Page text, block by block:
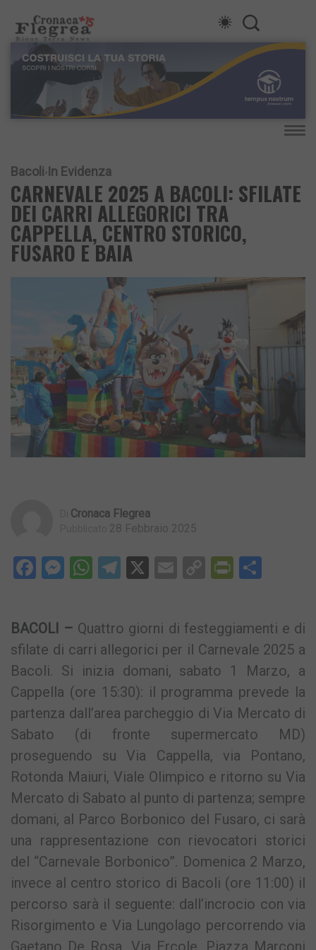
Bacoli In Evidenza
CARNEVALE 2025 A BACOLI: SFILATE
DEI CARRI ALLEGORICI TRA
CAPPELLA, CENTRO STORICO,
FUSARO E BAIA
Cronaca Flegrea
28 Febbraio 2025
Facebook
Messenger
WhatsApp
Telegram
X EmailCopy
BACOLI – Quattro giorni di festeggiamenti e di
sfilate di carri allegorici per il Carnevale 2025 a
Bacoli. Si inizia domani, sabato 1 Marzo, a
Cappella (ore 15:30): il programma prevede la
partenza dall’area parcheggio di Via Mercato di
Sabato (di fronte supermercato MD)
proseguendo su Via Cappella, via Pontano,
Rotonda Maiuri, Viale Olimpico e ritorno su Via
Mercato di Sabato al punto di partenza; sempre
domani, al Parco Borbonico del Fusaro, ci sarà
una rappresentazione con rievocatori storici
del “Carnevale Borbonico”. Domenica 2 Marzo,
invece al centro storico di Bacoli (ore 11:00) il
percorso sarà il seguente: dall’incrocio con via
Risorgimento e Via Lungolago percorrendo via